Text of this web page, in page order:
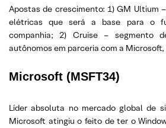
Apostas de crescimento: 1) GM Ultium
elétricas que será a base para o
companhia; 2) Cruise – segmento
autônomos em parceria com a Microsoft,
Microsoft (MSFT34)
Líder absoluta no mercado global de
Microsoft atingiu o feito de ter o